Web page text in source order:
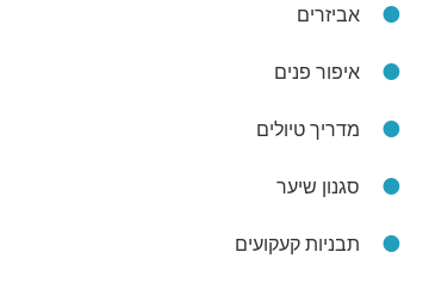
אביזרים
איפור פנים
מדריך טיולים
סגנון שיער
תבניות קעקועים